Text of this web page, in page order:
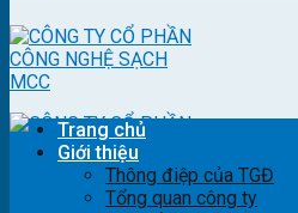
Trang chủ
Giới thiệu
Thông điệp của TGĐ
Tổng quan công ty